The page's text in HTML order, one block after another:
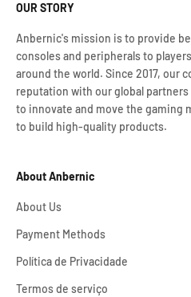
OUR STORY
Anbernic's mission is to provide
consoles and peripherals to
around the world. Since 2017, our
reputation with our global
to innovate and move the gaming
to build high-quality products.
About Anbernic
About Us
Payment Methods
Política de Privacidade
Termos de serviço